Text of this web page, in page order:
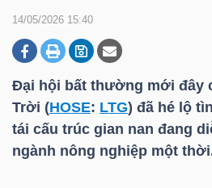
14/05/2026 15:40
Đại hội bất thường mới đây
Trời (HOSE: LTG) đã hé lộ
tái cấu trúc gian nan đang
ngành nông nghiệp một
NGHIỆP
BẤT
ĐỘNG